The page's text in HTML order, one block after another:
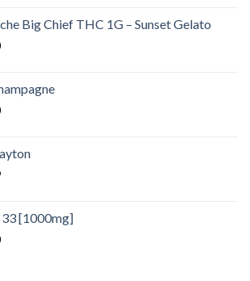
Big Chief THC 1G – Sunset Gelato
[1000mg]